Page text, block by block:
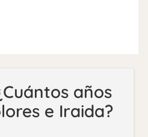
años
e Iraida?